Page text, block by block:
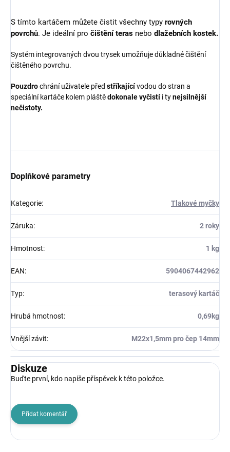
S tímto kartáčem můžete čistit všechny typy rovných
povrchů. Je ideální pro čištění teras nebo dlažebních kostek.
Systém integrovaných dvou trysek umožňuje důkladné čištění
čištěného povrchu.
Pouzdrochrání uživatele před stříkajícívodou do stran a
speciální kartáče kolem pláštědokonalevyčistíi tynejsilnější
nečistoty.
Doplňkové parametry
Kategorie: Tlakové myčky
Záruka: 2 roky
Hmotnost: 1 kg
EAN: 5904067442962
Typ: terasový kartáč
Hrubá hmotnost: 0,69kg
Vnější závit: M22x1,5mm pro čep 14mm
Diskuze
Buďte první, kdo napíše příspěvek k této položce.
Přidat komentář